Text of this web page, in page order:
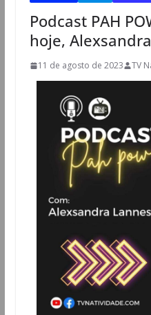
Podcast PAH
hoje,
11 de agosto de 2023 TV